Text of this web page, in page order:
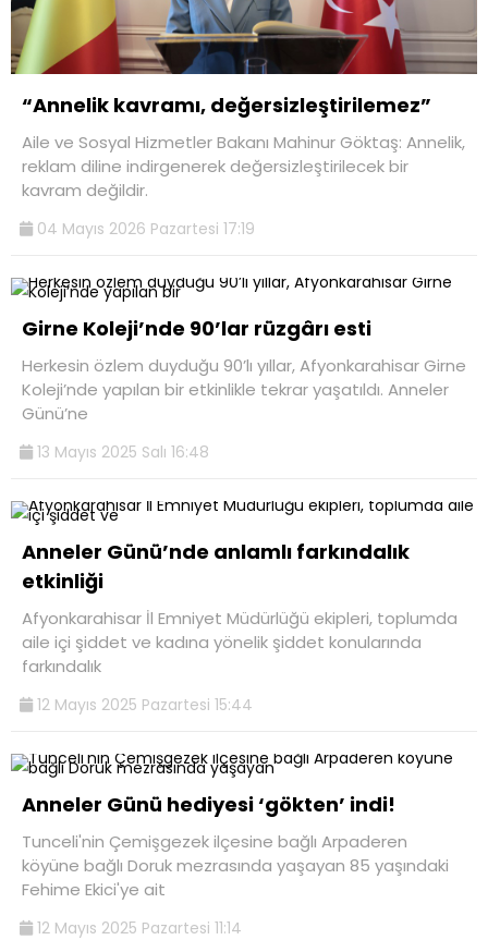
“Annelik kavramı, değersizleştirilemez”
Aile ve Sosyal Hizmetler Bakanı Mahinur Göktaş: Annelik,
reklam diline indirgenerek değersizleştirilecek bir
kavram değildir.
04 Mayıs 2026 Pazartesi 17:19
Girne Koleji’nde 90’lar rüzgârı esti
Herkesin özlem duyduğu 90’lı yıllar, Afyonkarahisar Girne
Koleji’nde yapılan bir etkinlikle tekrar yaşatıldı. Anneler
Günü’ne
13 Mayıs 2025 Salı 16:48
Anneler Günü’nde anlamlı farkındalık
etkinliği
Afyonkarahisar İl Emniyet Müdürlüğü ekipleri, toplumda
aile içi şiddet ve kadına yönelik şiddet konularında
farkındalık
12 Mayıs 2025 Pazartesi 15:44
Anneler Günü hediyesi ‘gökten’ indi!
Tunceli'nin Çemişgezek ilçesine bağlı Arpaderen
köyüne bağlı Doruk mezrasında yaşayan 85 yaşındaki
Fehime Ekici'ye ait
12 Mayıs 2025 Pazartesi 11:14